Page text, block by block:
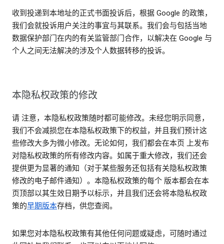
收到投递到本地址的正式书面投诉后，根据 Google 的政策，
我们会就投诉用户关注的事宜与其联系。我们会与包括当地
数据保护部门在内的有关监管部门合作，以解决在 Google 与
个人之间无法解决的涉及个人数据转移的投诉。
本隐私权政策的修改
请 注意，本隐私权政策随时都可能修改。未经您明示同意，
我们不会减损您在本隐私权政策下的权益，并且我们预计这
些修改大多为微小修改。无论如何，我们都会在本页 上发布
对隐私权政策的所有修改内容。如属于重大修改，我们还会
提供更为显著的通知（对于某些服务还包括有关隐私权政策
修改的电子邮件通知）。本隐私权政策的每个 版本都会在本
页顶部以其生效日期予以标示，并且我们还会将本隐私权政
策的早期版本存档，供您查阅。
如果您对本隐私权政策有其他任何问题或疑虑，可随时通过